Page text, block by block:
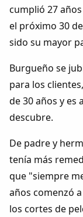
Foros
Diccionario
Traductor
Dichos
Apodos
cumplió 27
el próximo 30
sido su mayor
Burgueño se
para los
de 30 años y es
descubre.
De padre y
tenía más
que "siempre
años comenzó
los cortes de